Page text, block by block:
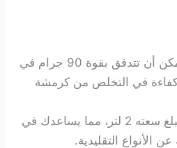
تدفق بخار عالي: حيث يمكن أن تتدفق بقوة 90 جرام في
كفاءة في التخلص من كرمشة
سعة خزان كبيرة: حيث تبلغ سعته 2 لتر، مما يساعدك في
الأنواع التقليدية.